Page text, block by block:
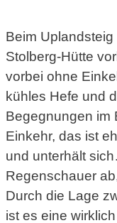
Beim
Stolberg-Hütte
vorbei ohne
kühles Hefe und
Begegnungen im
Einkehr, das ist
und unterhält
Regenschauer
Durch die Lage
ist es eine